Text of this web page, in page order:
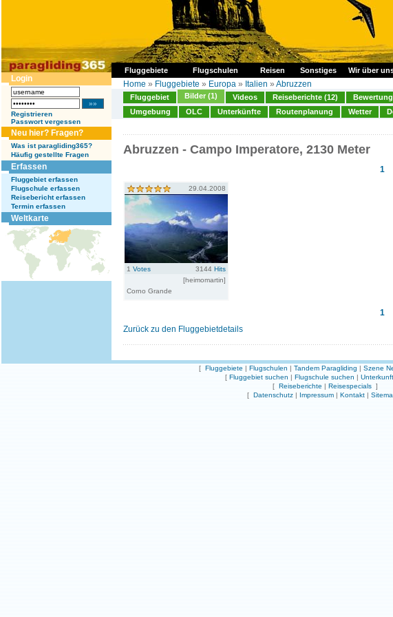
Fluggebiete Flugschulen Reisen Sonstiges Wir über
Login
Registrieren
Passwort vergessen
Neu hier? Fragen?
Was ist paragliding365?
Häufig gestellte Fragen
Erfassen
Fluggebiet erfassen
Flugschule erfassen
Reisebericht erfassen
Termin erfassen
Weltkarte
Home » Fluggebiete » Europa » Italien » Abruzzen
Fluggebiet Bilder (1) Videos Reiseberichte (12)
Umgebung
OLC Unterkünfte Routenplanung Wetter
Abruzzen - Campo Imperatore, 2130 Meter
1
29.04.2008
1 Votes 3144 Hits
[heimomartin]
Corno Grande
1
Zurück zu den Fluggebietdetails
[ Fluggebiete | Flugschulen | Tandem Paragliding | Szene
[ Fluggebiet suchen | Flugschule suchen |
[ Reiseberichte | Reisespecials ]
[ Datenschutz | Impressum | Kontakt |